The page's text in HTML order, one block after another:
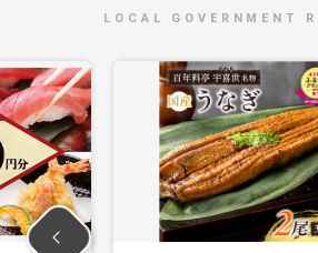
LOCAL GOVERNMENT